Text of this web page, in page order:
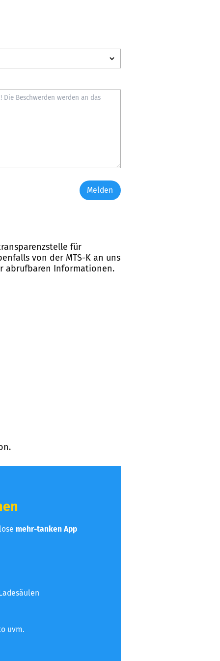
Melden
für
von der MTS-K an uns
abrufbaren Informationen.
mehr-tanken App
uvm.